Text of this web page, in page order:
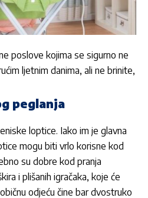
poslove kojima se sigurno ne
ljetnim danima, ali ne brinite,
peglanja
loptice. Iako im je glavna
mogu biti vrlo korisne kod
su dobre kod pranja
i plišanih igračaka, koje će
odjeću čine bar dvostruko